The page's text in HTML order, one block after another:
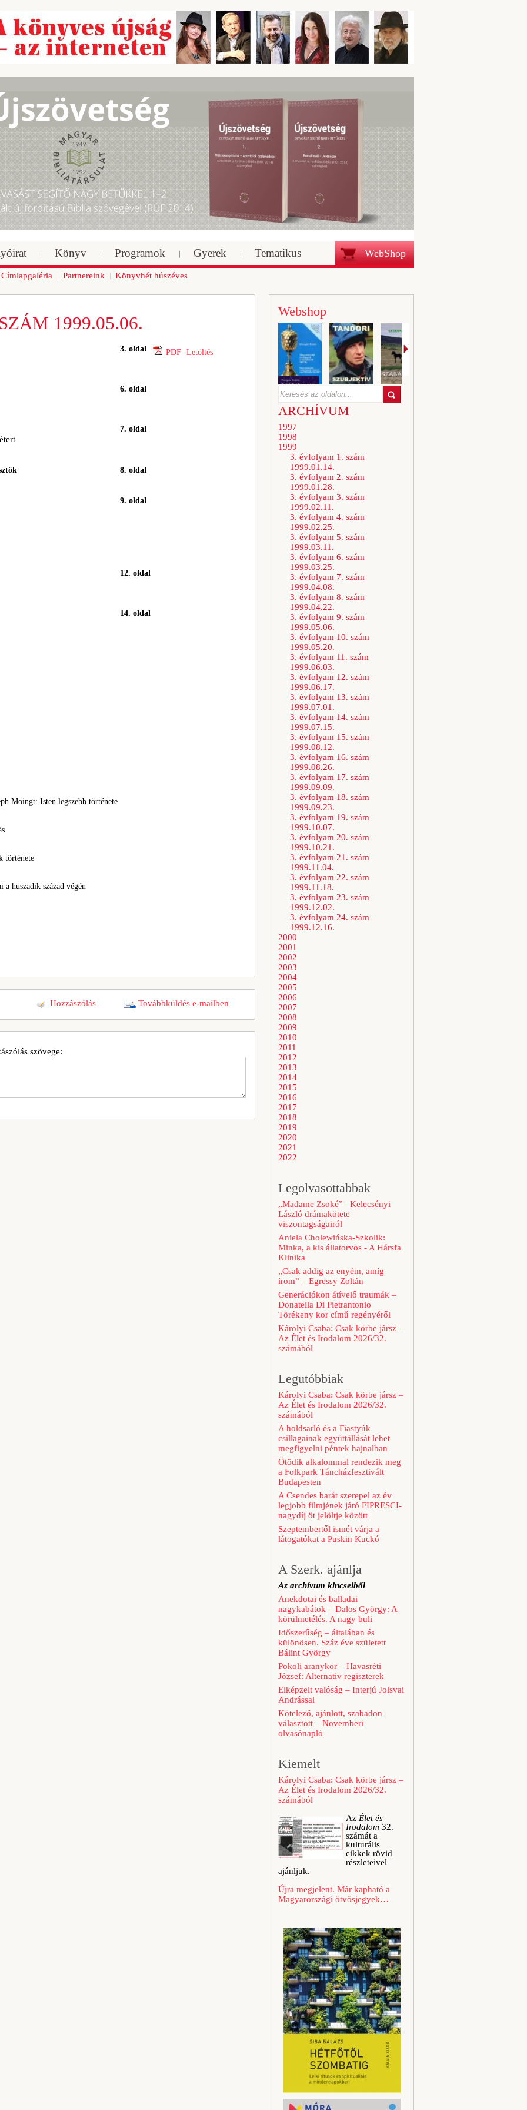
WebShop
Könyv Programok Gyerek Tematikus
Címlapgaléria Partnereink Könyvhét húszéves
1999.05.06.
3. oldal PDF -Letöltés
6. oldal
7. oldal
8. oldal
9. oldal
12. oldal
Moingt: Isten legszebb története
története
huszadik század végén
14. oldal
Továbbküldés e-mailben
Hozzászólás
szövege:
Webshop
ARCHÍVUM
1997
1998
1999
3. évfolyam 1. szám
1999.01.14.
3. évfolyam 2. szám
1999.01.28.
3. évfolyam 3. szám
1999.02.11.
3. évfolyam 4. szám
1999.02.25.
3. évfolyam 5. szám
1999.03.11.
3. évfolyam 6. szám
1999.03.25.
3. évfolyam 7. szám
1999.04.08.
3. évfolyam 8. szám
1999.04.22.
3. évfolyam 9. szám
1999.05.06.
3. évfolyam 10. szám
1999.05.20.
3. évfolyam 11. szám
1999.06.03.
3. évfolyam 12. szám
1999.06.17.
3. évfolyam 13. szám
1999.07.01.
3. évfolyam 14. szám
1999.07.15.
3. évfolyam 15. szám
1999.08.12.
3. évfolyam 16. szám
1999.08.26.
3. évfolyam 17. szám
1999.09.09.
3. évfolyam 18. szám
1999.09.23.
3. évfolyam 19. szám
1999.10.07.
3. évfolyam 20. szám
1999.10.21.
3. évfolyam 21. szám
1999.11.04.
3. évfolyam 22. szám
1999.11.18.
3. évfolyam 23. szám
1999.12.02.
3. évfolyam 24. szám
1999.12.16.
2000
2001
2002
2003
2004
2005
2006
2007
2008
2009
2010
2011
2012
2013
2014
2015
2016
2017
2018
2019
2020
2021
2022
Legolvasottabbak
„Madame Zsoké”– Kelecsényi
László drámakötete
viszontagságairól
Aniela Cholewińska-Szkolik:
Minka, a kis állatorvos - A Hársfa
Klinika
„Csak addig az enyém, amíg
írom” – Egressy Zoltán
Generációkon átívelő traumák –
Donatella Di Pietrantonio
Törékeny kor című regényéről
Károlyi Csaba: Csak körbe jársz –
Az Élet és Irodalom 2026/32.
számából
Legutóbbiak
Károlyi Csaba: Csak körbe jársz –
Az Élet és Irodalom 2026/32.
számából
A holdsarló és a Fiastyúk
csillagainak együttállását lehet
megfigyelni péntek hajnalban
Ötödik alkalommal rendezik meg
a Folkpark Táncházfesztivált
Budapesten
A Csendes barát szerepel az év
legjobb filmjének járó FIPRESCI-
nagydíj öt jelöltje között
Szeptembertől ismét várja a
látogatókat a Puskin Kuckó
A Szerk. ajánlja
Az archívum kincseiből
Anekdotai és balladai
nagykabátok – Dalos György: A
körülmetélés. A nagy buli
Időszerűség – általában és
különösen. Száz éve született
Bálint György
Pokoli aranykor – Havasréti
József: Alternatív regiszterek
Elképzelt valóság – Interjú Jolsvai
Andrással
Kötelező, ajánlott, szabadon
választott – Novemberi
olvasónapló
Kiemelt
Károlyi Csaba: Csak körbe jársz –
Az Élet és Irodalom 2026/32.
számából
Az Élet és
Irodalom 32.
számát a
kulturális
cikkek rövid
részleteivel
ajánljuk.
Újra megjelent. Már kapható a
Magyarországi ötvösjegyek…